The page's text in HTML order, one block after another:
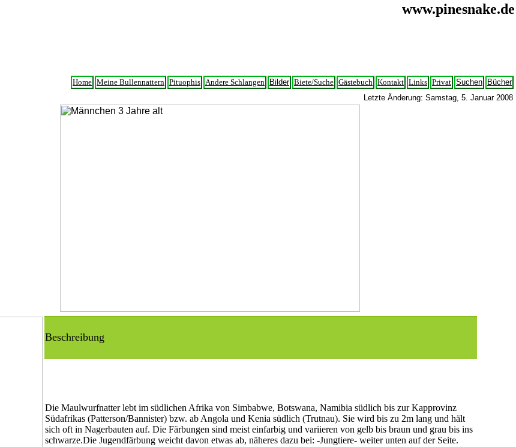
www.pinesnake.de
Home Meine Bullennattern Pituophis Andere Schlangen Bilder Biete/Suche Gästebuch Kontakt Links Privat Suchen
Bücher
Letzte Änderung: Samstag, 5. Januar 2008
Beschreibung
Die Maulwurfnatter lebt im südlichen Afrika von Simbabwe, Botswana, Namibia südlich bis zur Kapprovinz
Südafrikas (Patterson/Bannister) bzw. ab Angola und Kenia südlich (Trutnau). Sie wird bis zu 2m lang und hält
sich oft in Nagerbauten auf. Die Färbungen sind meist einfarbig und variieren von gelb bis braun und grau bis ins
schwarze.Die Jugendfärbung weicht davon etwas ab, näheres dazu bei: -Jungtiere- weiter unten auf der Seite.